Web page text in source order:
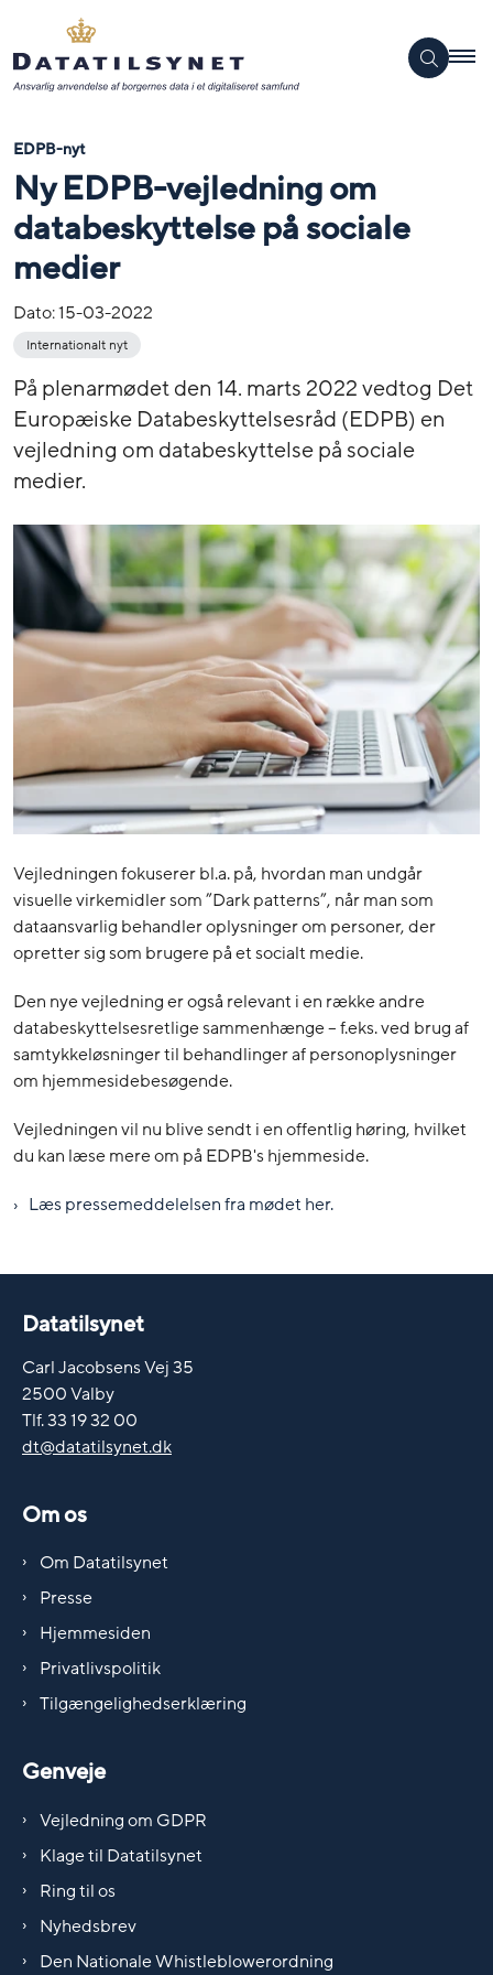
EDPB-nyt
Ny EDPB-vejledning om
databeskyttelse på sociale
medier
Dato:15-03-2022
Internationalt nyt
På plenarmødet den 14. marts 2022 vedtog Det
Europæiske Databeskyttelsesråd (EDPB) en
vejledning om databeskyttelse på sociale
medier.
Vejledningen fokuserer bl.a. på, hvordan man undgår
visuelle virkemidler som ”Dark patterns”, når man som
dataansvarlig behandler oplysninger om personer, der
opretter sig som brugere på et socialt medie.
Den nye vejledning er også relevant i en række andre
databeskyttelsesretlige sammenhænge – f.eks. ved brug af
samtykkeløsninger til behandlinger af personoplysninger
om hjemmesidebesøgende.
Vejledningen vil nu blive sendt i en offentlig høring, hvilket
du kan læse mere om på EDPB's hjemmeside.
Læs pressemeddelelsen fra mødet her.
Datatilsynet
Carl Jacobsens Vej 35
2500 Valby
Tlf. 33 19 32 00
dt@datatilsynet.dk
Om os
Om Datatilsynet
Presse
Hjemmesiden
Privatlivspolitik
Tilgængelighedserklæring
Genveje
Vejledning om GDPR
Klage til Datatilsynet
Ring til os
Nyhedsbrev
Den Nationale Whistleblowerordning